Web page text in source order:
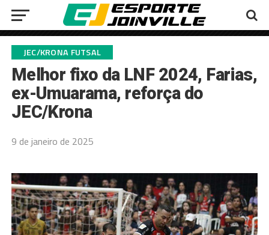
JEC/KRONA FUTSAL
Melhor fixo da LNF 2024, Farias,
ex-Umuarama, reforça do
JEC/Krona
9 de janeiro de 2025